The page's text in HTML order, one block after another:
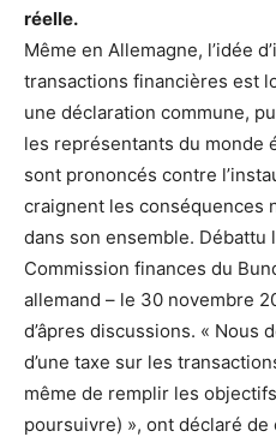
réelle.
Même en Allemagne, l’idée
transactions financières est
une déclaration commune,
les représentants du monde
sont prononcés contre
craignent les conséquences
dans son ensemble. Débattu
Commission finances du
allemand – le 30 novembre
d’âpres discussions. « Nous
d’une taxe sur les
même de remplir les
poursuivre) », ont déclaré